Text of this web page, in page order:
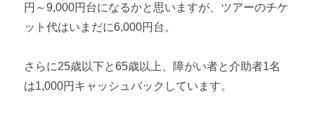
円～9,000円台になるかと思いますが、ツアーのチケ
ット代はいまだに6,000円台。
さらに25歳以下と65歳以上、障がい者と介助者1名
は1,000円キャッシュバックしています。